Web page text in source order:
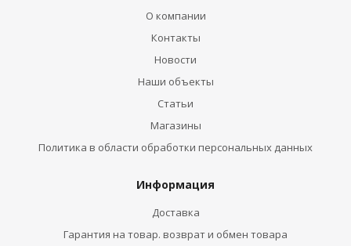
О компании
Контакты
Новости
Наши объекты
Статьи
Магазины
Политика в области обработки персональных данных
Информация
Доставка
Гарантия на товар. возврат и обмен товара